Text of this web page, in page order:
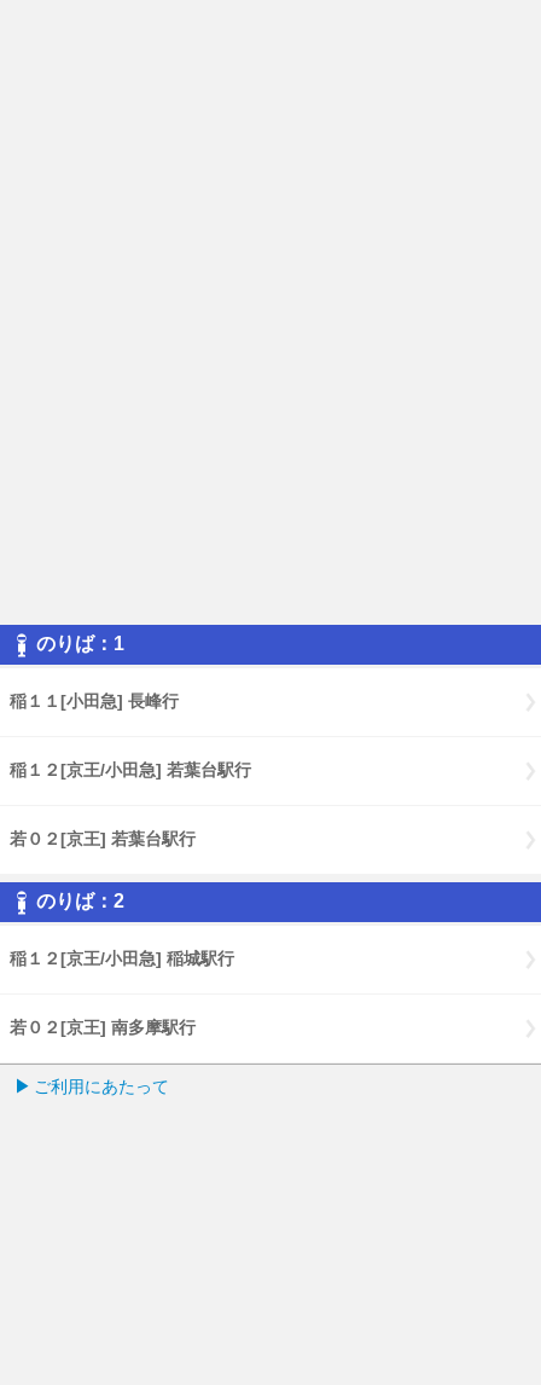
のりば：1
稲１１[小田急] 長峰行
稲１２[京王/小田急] 若葉台駅行
若０２[京王] 若葉台駅行
のりば：2
稲１２[京王/小田急] 稲城駅行
若０２[京王] 南多摩駅行
ご利用にあたって